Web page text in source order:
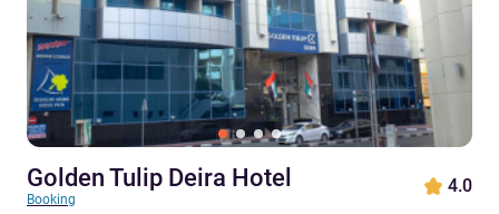
Golden Tulip Deira Hotel
Booking
4.0